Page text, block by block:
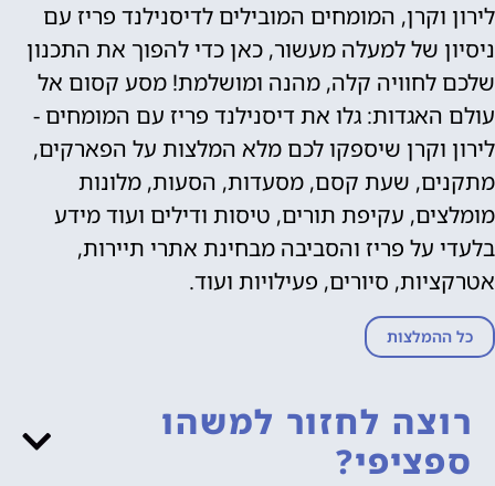
לירון וקרן, המומחים המובילים לדיסנילנד פריז עם
ניסיון של למעלה מעשור, כאן כדי להפוך את התכנון
שלכם לחוויה קלה, מהנה ומושלמת! מסע קסום אל
עולם האגדות: גלו את דיסנילנד פריז עם המומחים -
לירון וקרן שיספקו לכם מלא המלצות על הפארקים,
מתקנים, שעת קסם, מסעדות, הסעות, מלונות
מומלצים, עקיפת תורים, טיסות ודילים ועוד מידע
בלעדי על פריז והסביבה מבחינת אתרי תיירות,
אטרקציות, סיורים, פעילויות ועוד.
כל ההמלצות
רוצה לחזור למשהו
ספציפי?